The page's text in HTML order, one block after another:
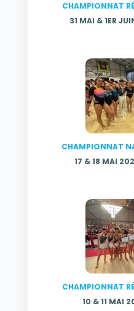
CHAMPIONNAT
31 MAI & 1ER
CHAMPIONNAT
17 & 18 MAI
CHAMPIONNAT
10 & 11 MAI